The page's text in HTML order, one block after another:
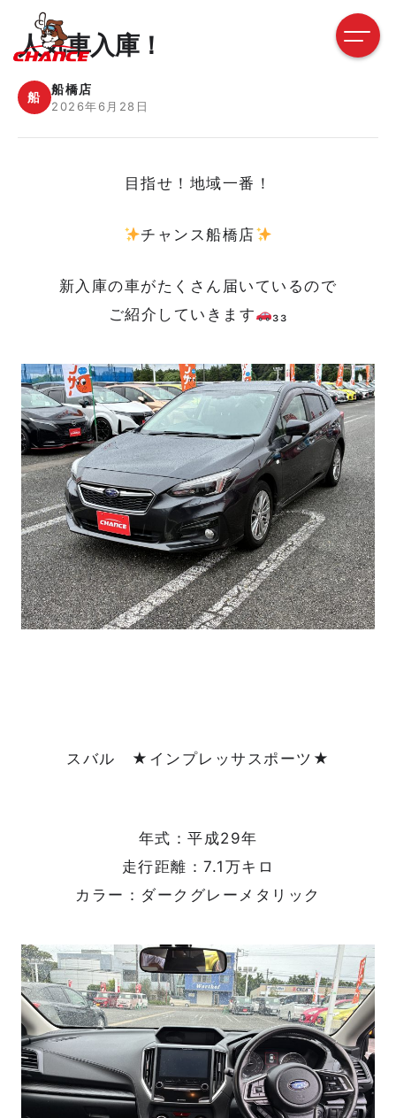
人気車入庫！
船
船橋店
2026年6月28日
目指せ！地域一番！
チャンス船橋店
新入庫の車がたくさん届いているので
ご紹介していきます
₃₃
スバル ★インプレッサスポーツ ★
年式：平成29年
走行距離：7.1万キロ
カラー：ダークグレーメタリック